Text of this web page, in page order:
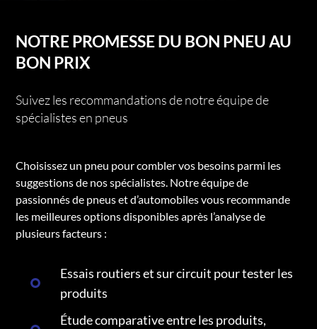
NOTRE PROMESSE DU BON PNEU AU
BON PRIX
Suivez les recommandations de notre équipe de
spécialistes en pneus
Choisissez un pneu pour combler vos besoins parmi les
suggestions de nos spécialistes. Notre équipe de
passionnés de pneus et d’automobiles vous recommande
les meilleures options disponibles après l’analyse de
plusieurs facteurs :
Essais routiers et sur circuit pour tester les
produits
Étude comparative entre les produits,